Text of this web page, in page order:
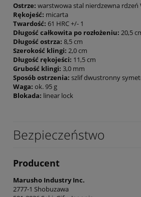
Ostrze: warstwowa stal nierdzewna rdzeń
Rękojeść: micarta
Twardość: 61 HRC +/- 1
Długość całkowita po rozłożeniu: 20,5
Długość ostrza: 8,5 cm
Szerokość klingi: 2,0 cm
Długość rękojeści: 11,5 cm
Grubość klingi: 3,0 mm
Sposób ostrzenia: szlif dwustronny
Waga: ok. 95 g
Blokada: linear lock
Bezpieczeństwo
Producent
Marusho Industry Inc.
2777-1 Shobuzawa